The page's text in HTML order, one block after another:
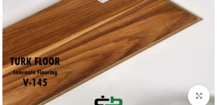
برای بزرگنمایی کلیک کنید